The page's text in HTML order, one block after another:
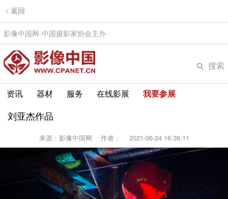
返回
影像中国网-中国摄影家协会主办
搜索
资讯 器材 服务 在线影展 我要参展
刘亚杰作品
来源：影像中国网 作者： 2021-06-24 16:36:11